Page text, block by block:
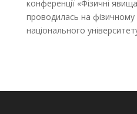
конференції «Фізичні
проводилась на фізичному
національного